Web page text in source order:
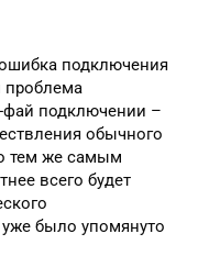
подключения
проблема
фай подключении –
обычного
тем же самым
всего будет
уже было упомянуто